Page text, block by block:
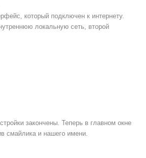
который подключен к интернету.
локальную сеть, второй
закончены. Теперь в главном окне
смайлика и нашего имени.